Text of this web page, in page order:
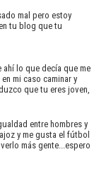
mal pero estoy
tu blog que tu
ahí lo que decía que me
mi caso caminar y
que tu eres joven,
entre hombres y
y me gusta el fútbol
más gente...espero